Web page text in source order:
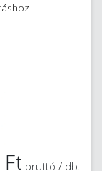
bruttó / db.